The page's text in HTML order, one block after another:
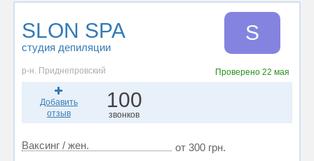
SLON SPA
студия депиляции
S
р-н. Приднепровский Проверено22 мая
Добавить
отзыв
100
звонков
Ваксинг / жен.
от 300 грн.